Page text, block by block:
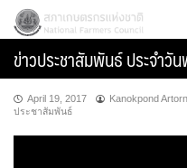
Skip
content
สภาเกษตรกรแห่งชาติ
ข่าวประชาสัมพันธ์ ประจำ
April 19, 2017 Kanokpond
ประชาสัมพันธ์